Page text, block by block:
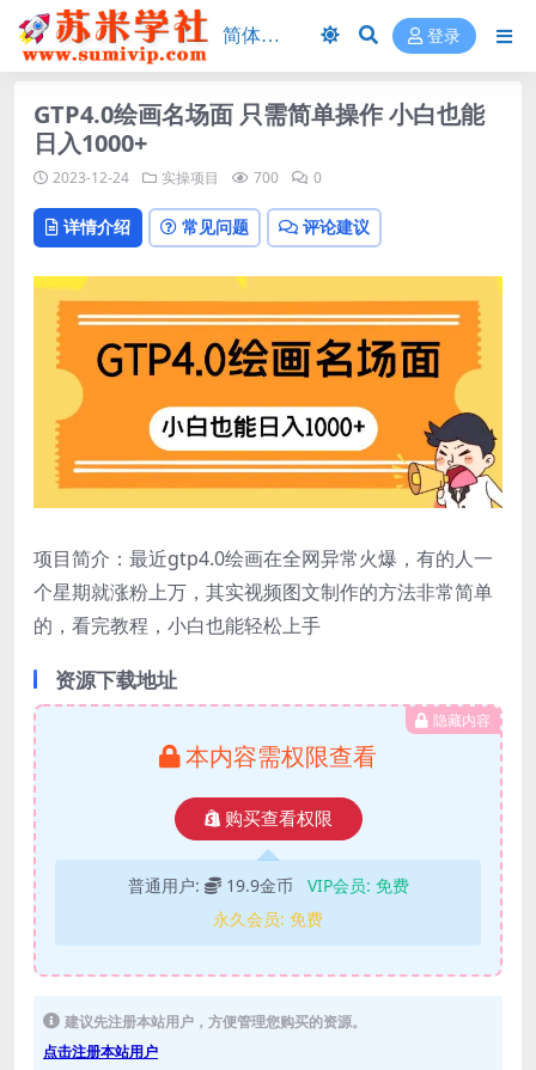
登录
GTP4.0绘画名场面 只需简单操作 小白也能
日入1000+
2023-12-24 实操项目 700 0
详情介绍 常见问题 评论建议
项目简介：最近gtp4.0绘画在全网异常火爆，有的人一
个星期就涨粉上万，其实视频图文制作的方法非常简单
的，看完教程，小白也能轻松上手
资源下载地址
隐藏内容
本内容需权限查看
购买查看权限
普通用户: 19.9金币 VIP会员: 免费
永久会员: 免费
建议先注册本站用户，方便管理您购买的资源。
点击注册本站用户